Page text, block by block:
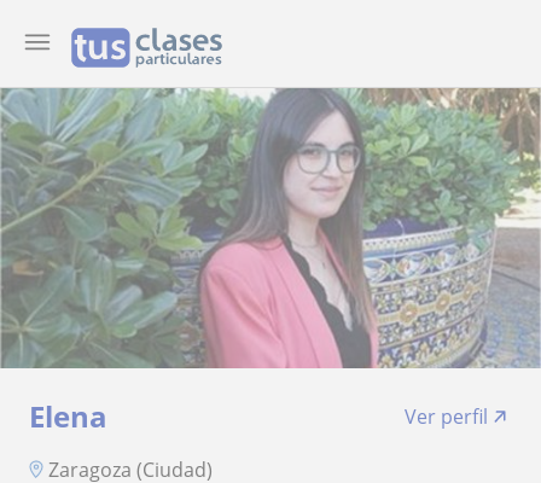
Elena
Ver perfil
Zaragoza (Ciudad)